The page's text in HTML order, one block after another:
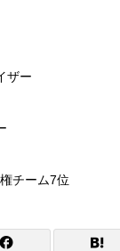
ザー
チーム7位